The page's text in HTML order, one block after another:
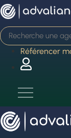
Aller
au
contenu
Référencer